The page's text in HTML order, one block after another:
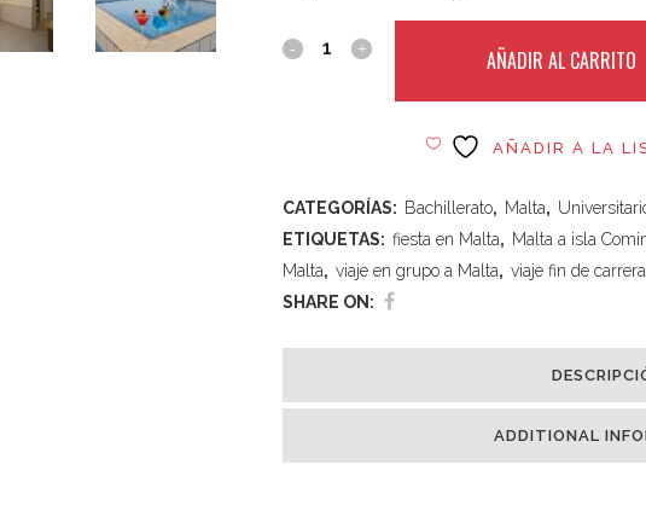
AÑADIR AL CARRITO
AÑADIR A LA
CATEGORÍAS: Bachillerato, Malta,
ETIQUETAS: fiesta en Malta, Malta a isla
Malta, viaje en grupo a Malta, viaje fin de
SHARE ON:
ADDITIONAL